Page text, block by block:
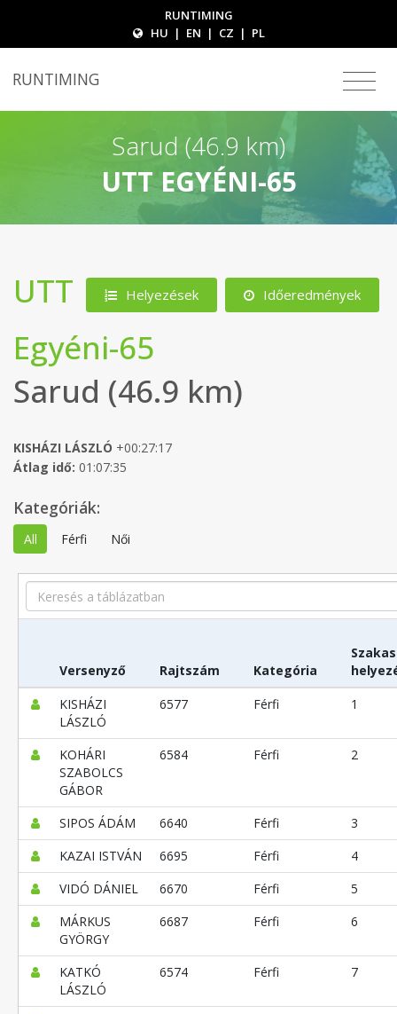
RUNTIMING
HU | EN | CZ | PL
RUNTIMING
Sarud (46.9 km)
UTT EGYÉNI-65
Helyezések Időeredmények
UTT
Egyéni-65
Sarud (46.9 km)
KISHÁZI LÁSZLÓ +00:27:17
Átlag idő: 01:07:35
Kategóriák:
All Férfi Női
Search
Versenyző Rajtszám Kategória
KISHÁZI
LÁSZLÓ
6577 Férfi 1
KOHÁRI
SZABOLCS
GÁBOR
6584 Férfi 2
SIPOS ÁDÁM 6640 Férfi
3
KAZAI ISTVÁN
6695 Férfi
4
VIDÓ DÁNIEL
6670 Férfi
5
MÁRKUS
GYÖRGY
6687 Férfi 6
KATKÓ
LÁSZLÓ
6574 Férfi 7